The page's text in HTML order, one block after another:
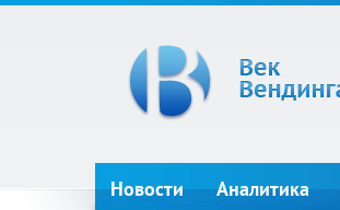
Новости Аналитика